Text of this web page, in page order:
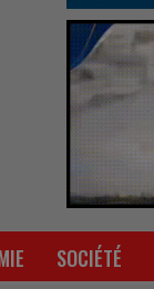
SOCIÉTÉ